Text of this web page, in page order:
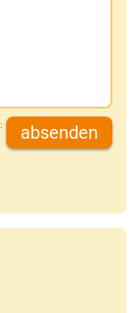
:
absenden